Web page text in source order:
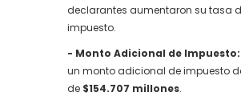
declarantes aumentaron su tasa
impuesto.
- Monto Adicional de Impuesto:
un monto adicional de impuesto
de $154.707 millones.